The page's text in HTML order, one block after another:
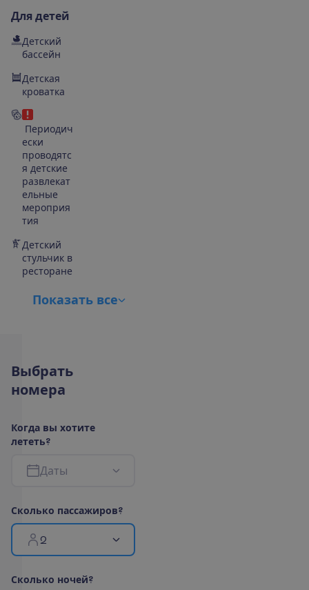
Для детей
Детский
бассейн
Детская
кроватка
Периодич
ески
проводятс
я детские
развлекат
ельные
мероприя
тия
Детский
стульчик в
ресторане
Показать все
Выбрать
номера
Когда вы хотите
лететь?
Даты
Сколько пассажиров?
2
Сколько ночей?